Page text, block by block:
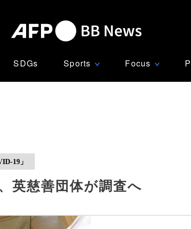
SDGs Sports ∨ Focus ∨
19」
英慈善団体が調査へ